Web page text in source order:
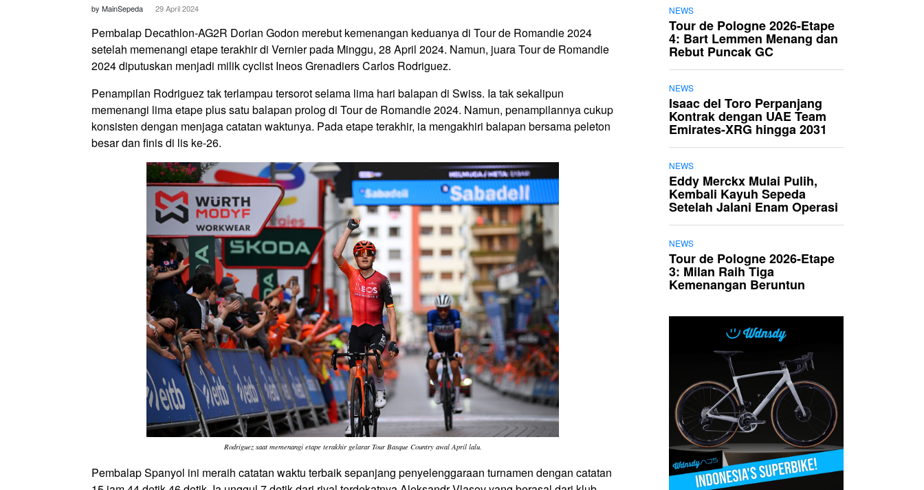
by MainSepeda 29 April 2024
Pembalap Decathlon-AG2R Dorian Godon merebut kemenangan keduanya di Tour de Romandie 2024
setelah memenangi etape terakhir di Vernier pada Minggu, 28 April 2024. Namun, juara Tour de Romandie
2024 diputuskan menjadi milik cyclist Ineos Grenadiers Carlos Rodriguez.
Penampilan Rodriguez tak terlampau tersorot selama lima hari balapan di Swiss. Ia tak sekalipun
memenangi lima etape plus satu balapan prolog di Tour de Romandie 2024. Namun, penampilannya cukup
konsisten dengan menjaga catatan waktunya. Pada etape terakhir, ia mengakhiri balapan bersama peleton
besar dan finis di lis ke-26.
Rodriguez saat memenangi etape terakhir gelarar Tour Basque Country awal April lalu.
Pembalap Spanyol ini meraih catatan waktu terbaik sepanjang penyelenggaraan turnamen dengan catatan
NEWS
Tour de Pologne 2026-Etape
4: Bart Lemmen Menang dan
Rebut Puncak GC
NEWS
Isaac del Toro Perpanjang
Kontrak dengan UAE Team
Emirates-XRG hingga 2031
NEWS
Eddy Merckx Mulai Pulih,
Kembali Kayuh Sepeda
Setelah Jalani Enam Operasi
NEWS
Tour de Pologne 2026-Etape
3: Milan Raih Tiga
Kemenangan Beruntun